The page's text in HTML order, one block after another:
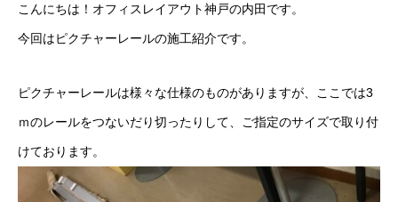
こんにちは！オフィスレイアウト神戸の内田です。
今回はピクチャーレールの施工紹介です。
ピクチャーレールは様々な仕様のものがありますが、ここでは3
ｍのレールをつないだり切ったりして、ご指定のサイズで取り付
けております。